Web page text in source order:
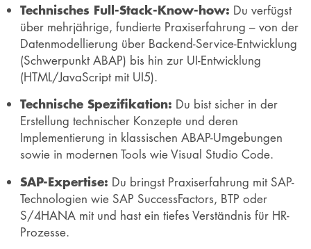
Technisches Full-Stack-Know-how: Du verfügst
über mehrjährige, fundierte Praxiserfahrung – von der
Datenmodellierung über Backend-Service-Entwicklung
(Schwerpunkt ABAP) bis hin zur UI-Entwicklung
(HTML/JavaScript mit UI5).
Technische Spezifikation: Du bist sicher in der
Erstellung technischer Konzepte und deren
Implementierung in klassischen ABAP-Umgebungen
sowie in modernen Tools wie Visual Studio Code.
SAP-Expertise: Du bringst Praxiserfahrung mit SAP-
Technologien wie SAP SuccessFactors, BTP oder
S/4HANA mit und hast ein tiefes Verständnis für HR-
Prozesse.